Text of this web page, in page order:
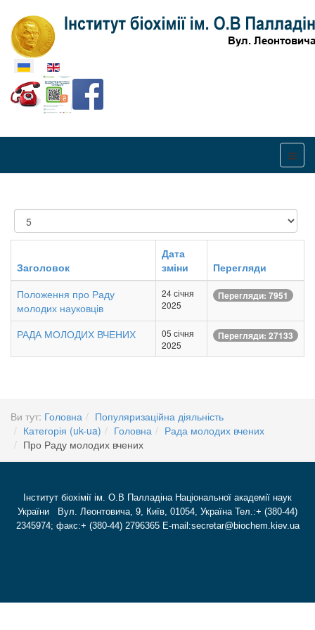
Оберіть свою мову
Показувати
Заголовок
Дата
зміни
Перегляди
Положення про Раду
молодих науковців
24 січня
2025
Перегляди: 7951
РАДА МОЛОДИХ ВЧЕНИХ
05 січня
2025
Перегляди: 27133
Ви тут: Головна
Популяризаційна діяльність
Категорія (uk-ua)
Головна
Рада молодих вчених
Про Раду молодих вчених
Інститут біохімії ім. О.В Палладіна Національної академії наук
України Вул. Леонтовича, 9, Київ, 01054, Україна Тел.:+ (380-44)
2345974; факс:+ (380-44) 2796365 E-mail:secretar@biochem.kiev.ua